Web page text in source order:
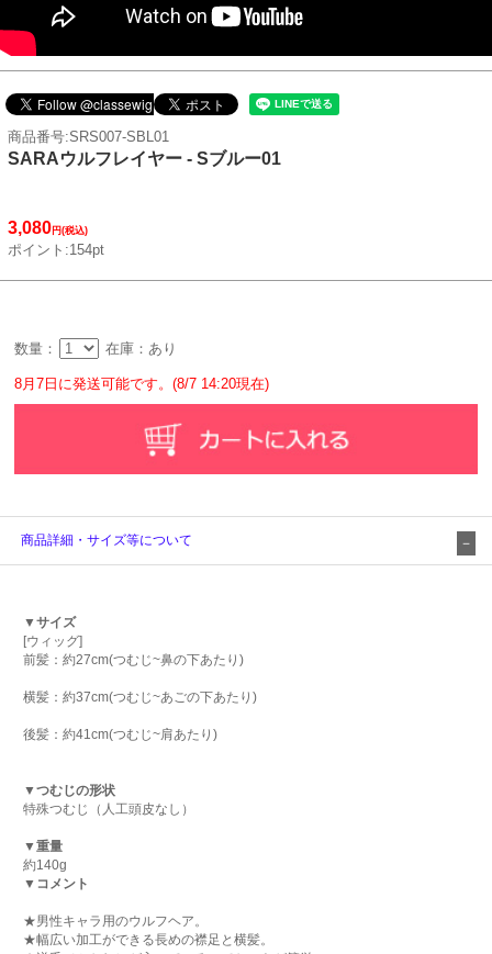
商品番号:SRS007-SBL01
SARAウルフレイヤー - Sブルー01
3,080円(税込)
ポイント:154pt
数量： 在庫：あり
8月7日に発送可能です。(8/7 14:20現在)
商品詳細・サイズ等について
▼サイズ
[ウィッグ]
前髪：約27cm(つむじ~鼻の下あたり)
横髪：約37cm(つむじ~あごの下あたり)
後髪：約41cm(つむじ~肩あたり)
▼つむじの形状
特殊つむじ（人工頭皮なし）
▼重量
約140g
▼コメント
★男性キャラ用のウルフヘア。
★幅広い加工ができる長めの襟足と横髪。